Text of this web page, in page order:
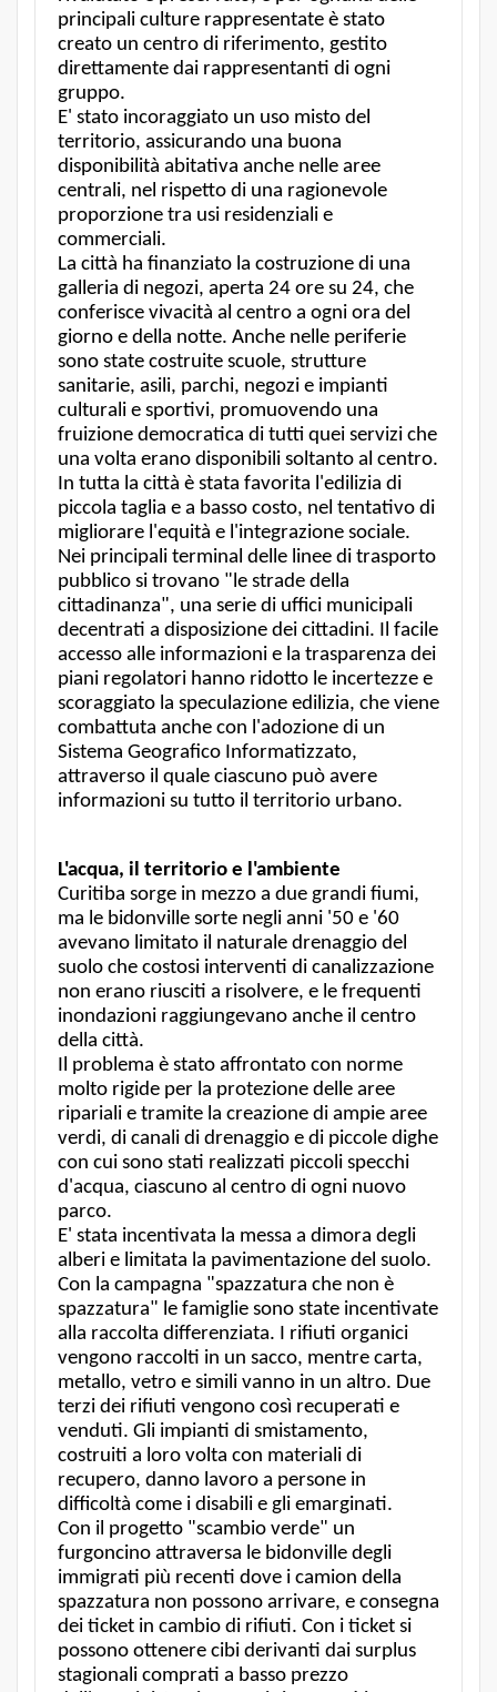
principali culture rappresentate è stato
creato un centro di riferimento, gestito
direttamente dai rappresentanti di ogni
gruppo.
E' stato incoraggiato un uso misto del
territorio, assicurando una buona
disponibilità abitativa anche nelle aree
centrali, nel rispetto di una ragionevole
proporzione tra usi residenziali e
commerciali.
La città ha finanziato la costruzione di una
galleria di negozi, aperta 24 ore su 24, che
conferisce vivacità al centro a ogni ora del
giorno e della notte. Anche nelle periferie
sono state costruite scuole, strutture
sanitarie, asili, parchi, negozi e impianti
culturali e sportivi, promuovendo una
fruizione democratica di tutti quei servizi che
una volta erano disponibili soltanto al centro.
In tutta la città è stata favorita l'edilizia di
piccola taglia e a basso costo, nel tentativo di
migliorare l'equità e l'integrazione sociale.
Nei principali terminal delle linee di trasporto
pubblico si trovano "le strade della
cittadinanza", una serie di uffici municipali
decentrati a disposizione dei cittadini. Il facile
accesso alle informazioni e la trasparenza dei
piani regolatori hanno ridotto le incertezze e
scoraggiato la speculazione edilizia, che viene
combattuta anche con l'adozione di un
Sistema Geografico Informatizzato,
attraverso il quale ciascuno può avere
informazioni su tutto il territorio urbano.
L'acqua, il territorio e l'ambiente
Curitiba sorge in mezzo a due grandi fiumi,
ma le bidonville sorte negli anni '50 e '60
avevano limitato il naturale drenaggio del
suolo che costosi interventi di canalizzazione
non erano riusciti a risolvere, e le frequenti
inondazioni raggiungevano anche il centro
della città.
Il problema è stato affrontato con norme
molto rigide per la protezione delle aree
ripariali e tramite la creazione di ampie aree
verdi, di canali di drenaggio e di piccole dighe
con cui sono stati realizzati piccoli specchi
d'acqua, ciascuno al centro di ogni nuovo
parco.
E' stata incentivata la messa a dimora degli
alberi e limitata la pavimentazione del suolo.
Con la campagna "spazzatura che non è
spazzatura" le famiglie sono state incentivate
alla raccolta differenziata. I rifiuti organici
vengono raccolti in un sacco, mentre carta,
metallo, vetro e simili vanno in un altro. Due
terzi dei rifiuti vengono così recuperati e
venduti. Gli impianti di smistamento,
costruiti a loro volta con materiali di
recupero, danno lavoro a persone in
difficoltà come i disabili e gli emarginati.
Con il progetto "scambio verde" un
furgoncino attraversa le bidonville degli
immigrati più recenti dove i camion della
spazzatura non possono arrivare, e consegna
dei ticket in cambio di rifiuti. Con i ticket si
possono ottenere cibi derivanti dai surplus
stagionali comprati a basso prezzo